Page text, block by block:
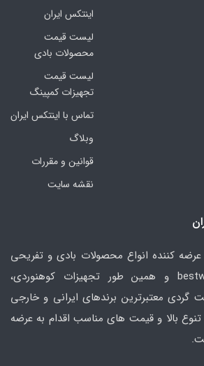
اینتکس ایران
لیست قیمت
محصولات بادی
لیست قیمت
تجهیزات کمپینگ
تماس با اینتکس ایران
وبلاگ
قوانین و مقررات
نقشه سایت
عرضه کننده انواع محصولات بادی و تفریحی
برندهای intex و bestway و همین طور تجهیزات کوهنوردی،
معتبرترین برندهای ایرانی و خارجی
تنوع بالا و قیمت های مناسب اقدام به عرضه